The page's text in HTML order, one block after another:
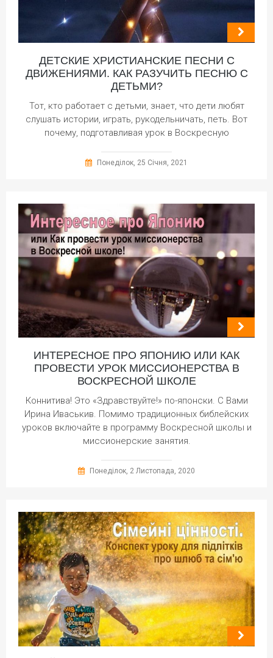
ДЕТСКИЕ ХРИСТИАНСКИЕ ПЕСНИ С
ДВИЖЕНИЯМИ. КАК РАЗУЧИТЬ ПЕСНЮ С
ДЕТЬМИ?
Тот, кто работает с детьми, знает, что дети любят
слушать истории, играть, рукодельничать, петь. Вот
почему, подготавливая урок в Воскресную
Понеділок, 25 Січня, 2021
ИНТЕРЕСНОЕ ПРО ЯПОНИЮ ИЛИ КАК
ПРОВЕСТИ УРОК МИССИОНЕРСТВА В
ВОСКРЕСНОЙ ШКОЛЕ
Коннитива! Это «Здравствуйте!» по-японски. С Вами
Ирина Иваськив. Помимо традиционных библейских
уроков включайте в программу Воскресной школы и
миссионерские занятия.
Понеділок, 2 Листопада, 2020